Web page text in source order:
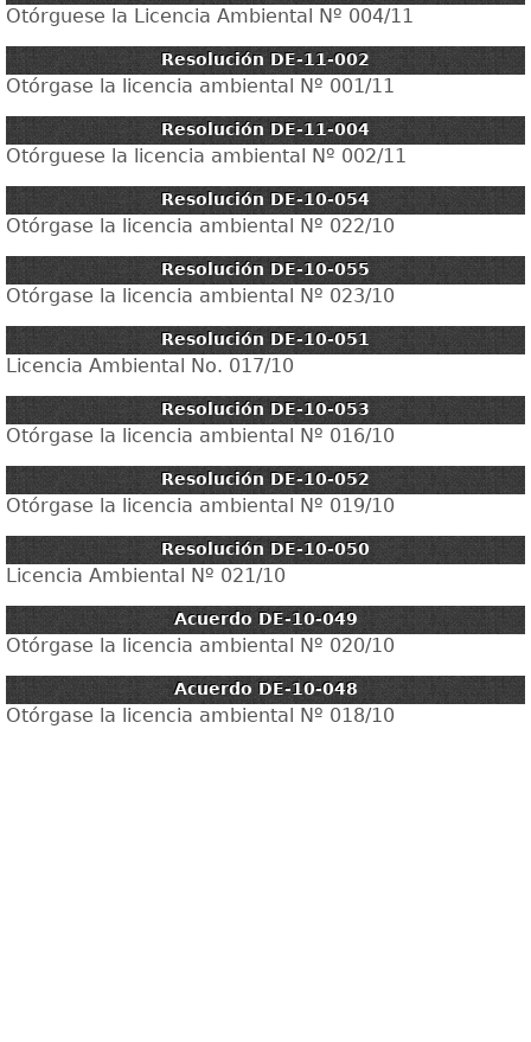
Otórguese la Licencia Ambiental Nº 004/11
Resolución DE-11-002
Otórgase la licencia ambiental Nº 001/11
Resolución DE-11-004
Otórguese la licencia ambiental Nº 002/11
Resolución DE-10-054
Otórgase la licencia ambiental Nº 022/10
Resolución DE-10-055
Otórgase la licencia ambiental Nº 023/10
Resolución DE-10-051
Licencia Ambiental No. 017/10
Resolución DE-10-053
Otórgase la licencia ambiental Nº 016/10
Resolución DE-10-052
Otórgase la licencia ambiental Nº 019/10
Resolución DE-10-050
Licencia Ambiental Nº 021/10
Acuerdo DE-10-049
Otórgase la licencia ambiental Nº 020/10
Acuerdo DE-10-048
Otórgase la licencia ambiental Nº 018/10